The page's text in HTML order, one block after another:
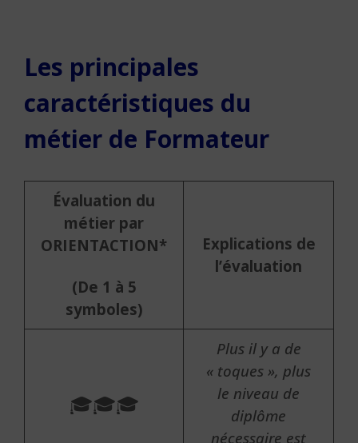
Les principales
caractéristiques du
métier de Formateur
Évaluation du
métier par
ORIENTACTION*
(De 1 à 5
symboles)
Explications de
l’évaluation
🎓🎓🎓
Plus il y a de
« toques », plus
le niveau de
diplôme
nécessaire est